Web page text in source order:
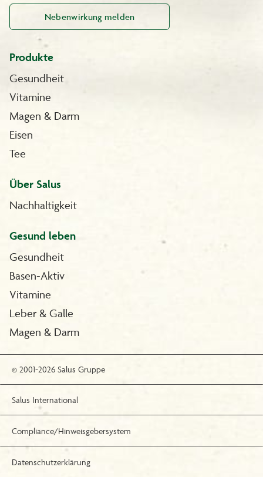
Nebenwirkung melden
Produkte
Gesundheit
Vitamine
Magen & Darm
Eisen
Tee
Über Salus
Nachhaltigkeit
Gesund leben
Gesundheit
Basen-Aktiv
Vitamine
Leber & Galle
Magen & Darm
© 2001-2026 Salus Gruppe
Salus International
Compliance/Hinweisgebersystem
Datenschutzerklärung